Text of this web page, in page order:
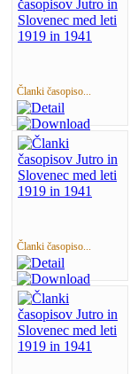
Članki časopiso...
Članki časopiso...